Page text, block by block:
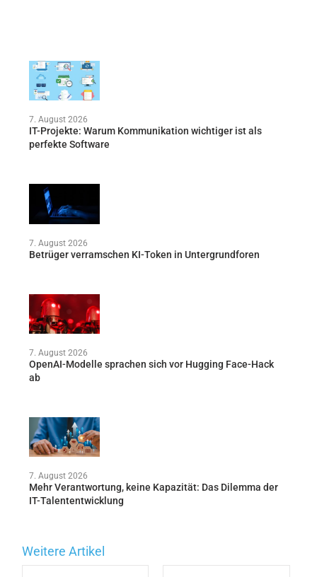
7. August 2026
IT-Projekte: Warum Kommunikation wichtiger ist als
perfekte Software
7. August 2026
Betrüger verramschen KI-Token in Untergrundforen
7. August 2026
OpenAI-Modelle sprachen sich vor Hugging Face-Hack
ab
7. August 2026
Mehr Verantwortung, keine Kapazität: Das Dilemma der
IT-Talententwicklung
Weitere Artikel